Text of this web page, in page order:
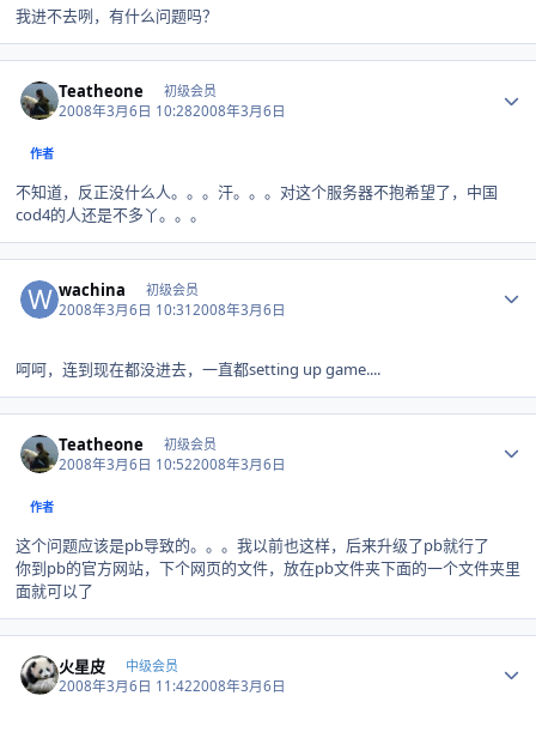
我进不去咧，有什么问题吗？
Teatheone 初级会员
2008年3月6日 10:282008年3月6日
作者
不知道，反正没什么人。。。汗。。。对这个服务器不抱希望了，中国
cod4的人还是不多丫。。。
wachina 初级会员
2008年3月6日 10:312008年3月6日
呵呵，连到现在都没进去，一直都setting up game....
Teatheone 初级会员
2008年3月6日 10:522008年3月6日
作者
这个问题应该是pb导致的。。。我以前也这样，后来升级了pb就行了
你到pb的官方网站，下个网页的文件，放在pb文件夹下面的一个文件夹里
面就可以了
火星皮 中级会员
2008年3月6日 11:422008年3月6日